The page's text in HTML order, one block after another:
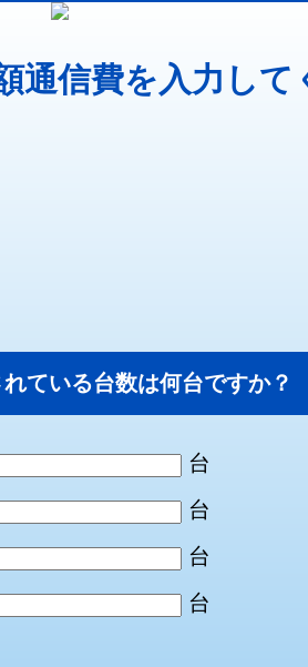
通信費を入力して
ている台数は何台ですか？
台
台
台
台